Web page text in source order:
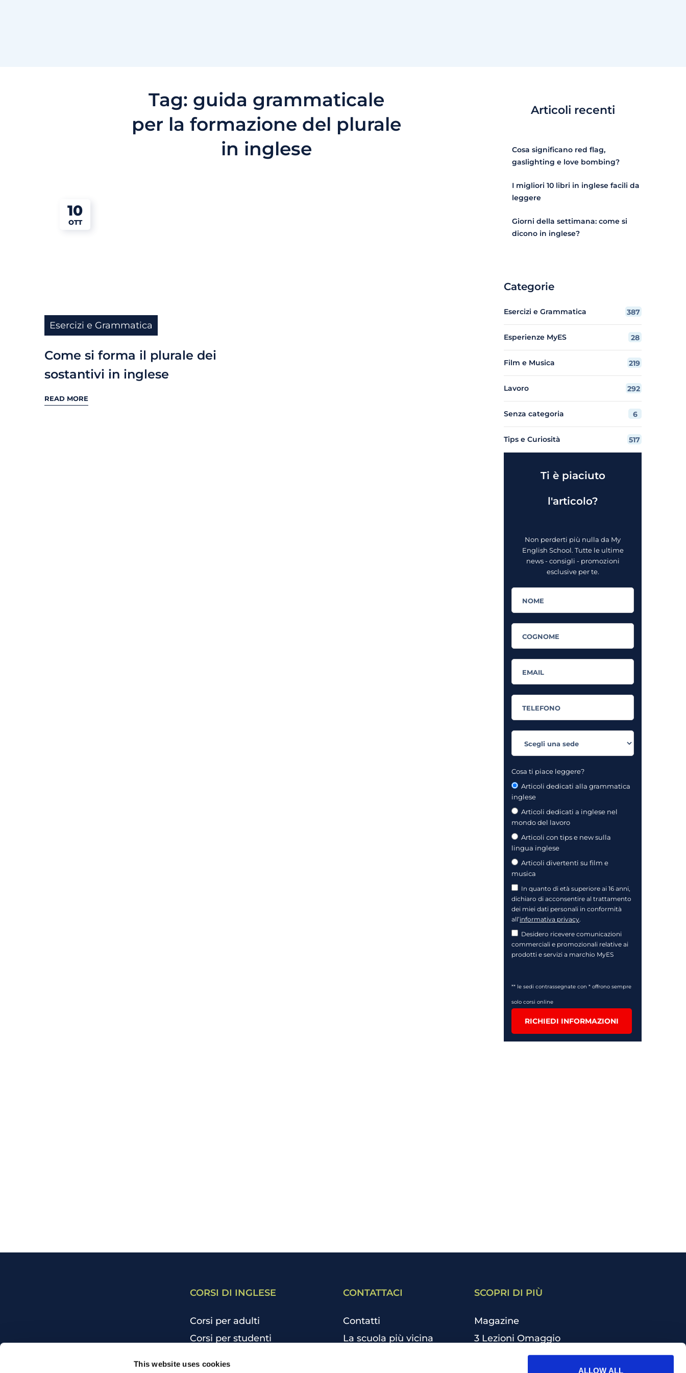
This website uses cookies
ALLOW ALL
Tag: guida grammaticale
per la formazione del plurale
in inglese
10
OTT
Esercizi e Grammatica
Come si forma il plurale dei
sostantivi in inglese
READ MORE
Articoli recenti
Cosa significano red flag,
gaslighting e love bombing?
I migliori 10 libri in inglese facili da
leggere
Giorni della settimana: come si
dicono in inglese?
Categorie
Esercizi e Grammatica 387
Esperienze MyES 28
Film e Musica 219
Lavoro 292
Senza categoria 6
Tips e Curiosità 517
Ti è piaciuto
l'articolo?
Non perderti più nulla da My
English School. Tutte le ultime
news - consigli - promozioni
esclusive per te.
Cosa ti piace leggere?
Articoli dedicati alla grammatica
inglese
Articoli dedicati a inglese nel
mondo del lavoro
Articoli con tips e new sulla
lingua inglese
Articoli divertenti su film e
musica
In quanto di età superiore ai 16 anni,
dichiaro di acconsentire al trattamento
dei miei dati personali in conformità
all’informativa privacy.
Desidero ricevere comunicazioni
commerciali e promozionali relative ai
prodotti e servizi a marchio MyES
** le sedi contrassegnate con * offrono sempre
solo corsi online
RICHIEDI INFORMAZIONI
CORSI DI INGLESE
Corsi per adulti
Corsi per studenti
CONTATTACI
Contatti
La scuola più vicina
SCOPRI DI PIÙ
Magazine
3 Lezioni Omaggio